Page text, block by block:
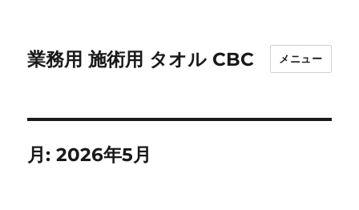
業務用 施術用 タオル CBC メニュー
月:2026年5月